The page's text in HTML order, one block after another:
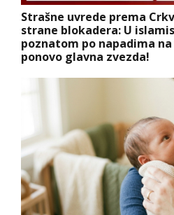
Strašne uvrede prema
strane blokadera: U
poznatom po napadima na
ponovo glavna zvezda!